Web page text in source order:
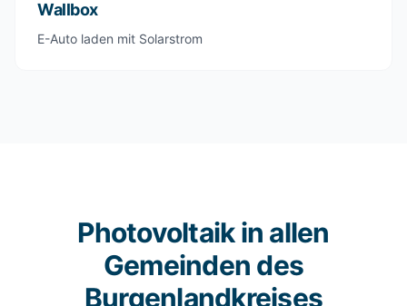
Wallbox
E-Auto laden mit Solarstrom
Photovoltaik in allen
Gemeinden des
Burgenlandkreises